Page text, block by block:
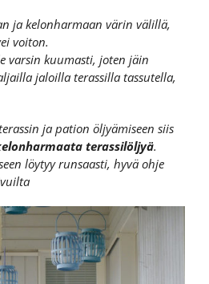
ja kelonharmaan värin välillä,
voiton.
varsin kuumasti, joten jäin
jaloilla terassilla tassutella,
ja pation öljyämiseen siis
terassilöljyä.
löytyy runsaasti, hyvä ohje